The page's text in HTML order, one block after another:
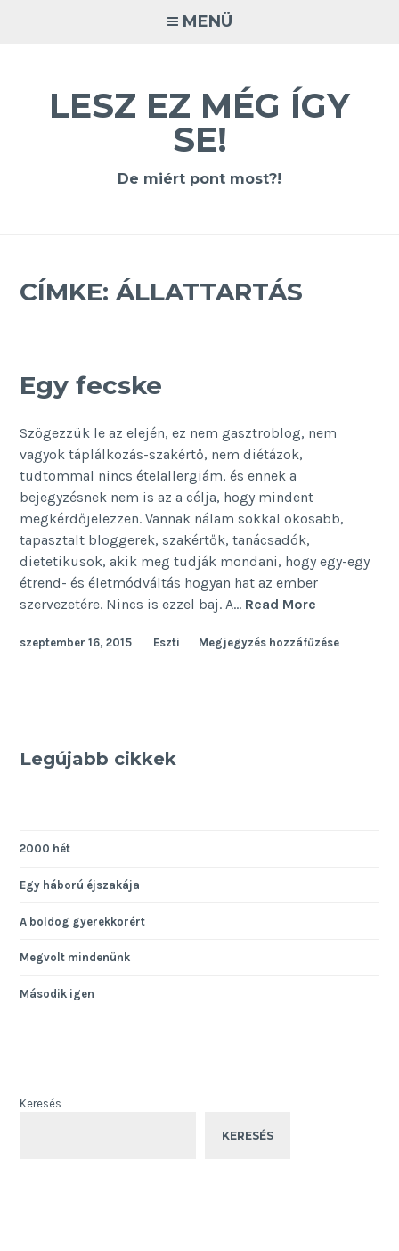
MENÜ
LESZ EZ MÉG ÍGY
SE!
De miért pont most?!
CÍMKE:ÁLLATTARTÁS
Egy fecske
Szögezzük le az elején, ez nem gasztroblog, nem
vagyok táplálkozás-szakértő, nem diétázok,
tudtommal nincs ételallergiám, és ennek a
bejegyzésnek nem is az a célja, hogy mindent
megkérdőjelezzen. Vannak nálam sokkal okosabb,
tapasztalt bloggerek, szakértők, tanácsadók,
dietetikusok, akik meg tudják mondani, hogy egy-egy
étrend- és életmódváltás hogyan hat az ember
szervezetére. Nincs is ezzel baj. A… Read More
szeptember 16, 2015 Eszti Megjegyzés hozzáfűzése
Legújabb cikkek
2000 hét
Egy háború éjszakája
A boldog gyerekkorért
Megvolt mindenünk
Második igen
Keresés
KERESÉS